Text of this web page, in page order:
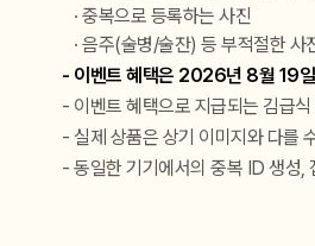
· 중복으로 등록하는 사진
· 음주(술병/술잔) 등 부적절한 사
이벤트 혜택은 2026년 8월 19일
이벤트 혜택으로 지급되는 김급
실제 상품은 상기 이미지와 다를
동일한 기기에서의 중복 ID 생성,